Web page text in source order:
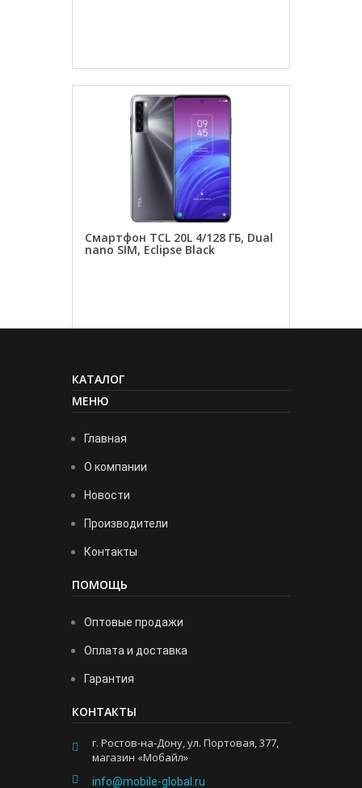
Смартфон TCL 20L 4/128 ГБ, Dual
nano SIM, Eclipse Black
КАТАЛОГ
МЕНЮ
Главная
О компании
Новости
Производители
Контакты
ПОМОЩЬ
Оптовые продажи
Оплата и доставка
Гарантия
КОНТАКТЫ
г. Ростов-на-Дону, ул. Портовая, 377,
магазин «Мобайл»
info@mobile-global.ru